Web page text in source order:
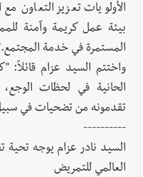
الأولويات تعزيز التعاون
بيئة عمل كريمة وآمنة
المستمرة في خدمة
واختتم السيد عزام قائلاً:
الحانية في لحظات
تقدمونه من تضحيات في
----------
السيد نادر عزام يوجه تحية
العالمي للتمريض